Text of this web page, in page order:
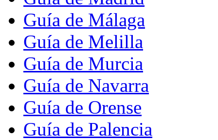
Guía de Málaga
Guía de Melilla
Guía de Murcia
Guía de Navarra
Guía de Orense
Guía de Palencia